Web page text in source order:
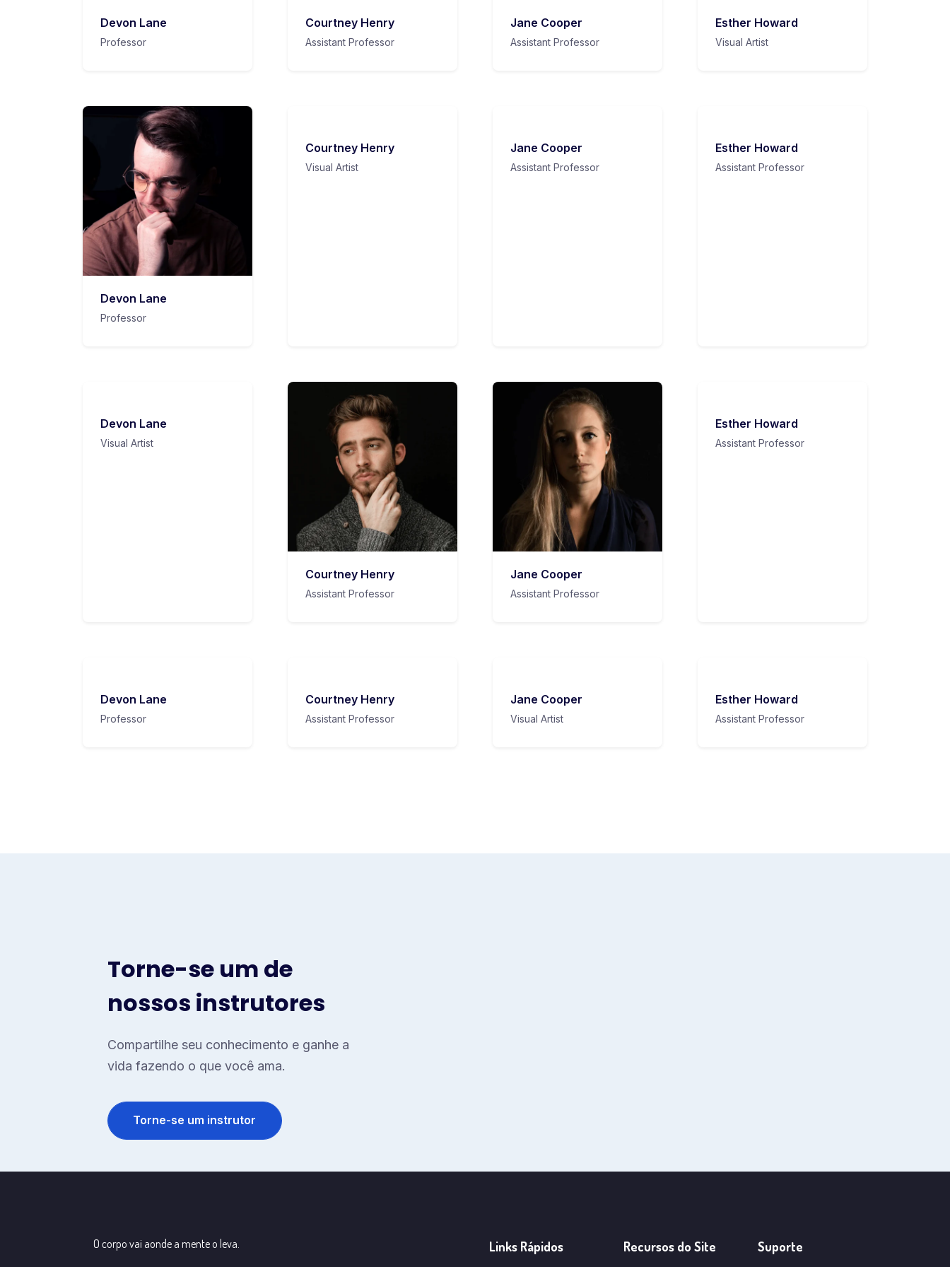
Devon Lane
Professor
Courtney Henry
Assistant Professor
Jane Cooper
Assistant Professor
Esther Howard
Visual Artist
Devon Lane
Professor
Courtney Henry
Visual Artist
Jane Cooper
Assistant Professor
Esther Howard
Assistant Professor
Devon Lane
Visual Artist
Courtney Henry
Assistant Professor
Jane Cooper
Assistant Professor
Esther Howard
Assistant Professor
Devon Lane
Professor
Courtney Henry
Assistant Professor
Jane Cooper
Visual Artist
Esther Howard
Assistant Professor
Torne-se um de
nossos instrutores
Compartilhe seu conhecimento e ganhe a
vida fazendo o que você ama.
Torne-se um instrutor
O corpo vai aonde a mente o leva. Links Rápidos Recursos do Site Suporte